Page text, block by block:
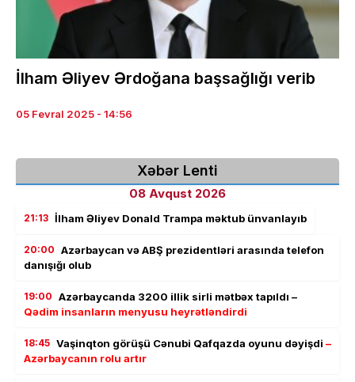
İlham Əliyev Ərdoğana başsağlığı verib
05 Fevral 2025 - 14:56
Xəbər Lenti
08 Avqust 2026
21:13 İlham Əliyev Donald Trampa məktub ünvanlayıb
20:00 Azərbaycan və ABŞ prezidentləri arasında telefon
danışığı olub
19:00 Azərbaycanda 3200 illik sirli mətbəx tapıldı –
Qədim insanların menyusu heyrətləndirdi
18:45 Vaşinqton görüşü Cənubi Qafqazda oyunu dəyişdi –
Azərbaycanın rolu artır